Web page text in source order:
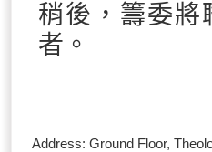
稍後，籌委
者。
Address: Ground Floor,